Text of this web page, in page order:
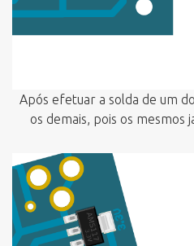
Após efetuar a solda de um
os demais, pois os mesmos